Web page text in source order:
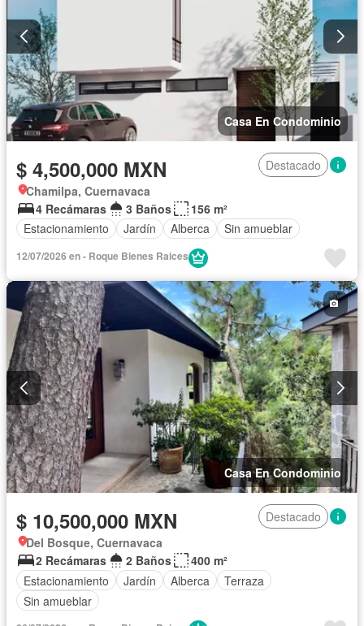
Casa En Condominio
$ 4,500,000 MXN
Destacado
Chamilpa, Cuernavaca
4 Recámaras
3 Baños
156 m²
Estacionamiento
Jardín Alberca Sin amueblar
12/07/2026 en - Roque Bienes Raices
Casa En Condominio
$ 10,500,000 MXN
Destacado
Del Bosque, Cuernavaca
2 Recámaras
2 Baños
400 m²
Estacionamiento
Jardín Alberca
Terraza
Sin amueblar